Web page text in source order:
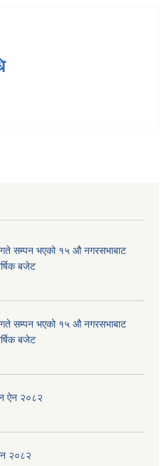
गते सम्पन भएको १५ ‍‍‍औ नगरसभाबाट
बजेट
गते सम्पन भएको १५ ‍‍‍औ नगरसभाबाट
बजेट
ऐन २०८२
२०८२